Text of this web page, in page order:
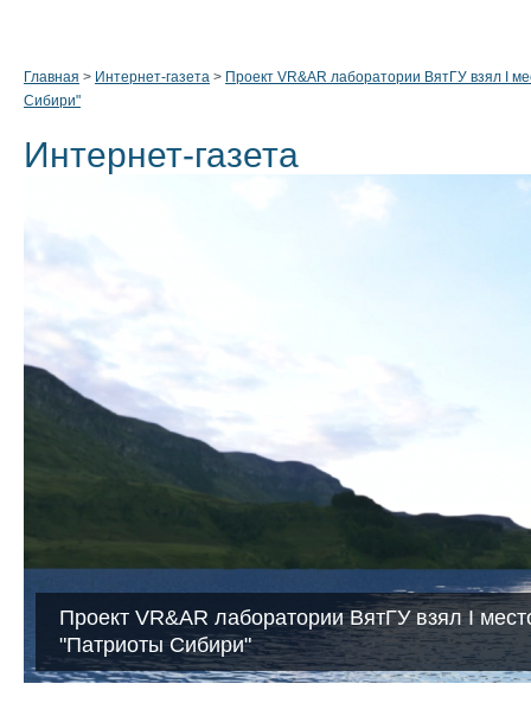
Главная > Интернет-газета > Проект VR&AR лаборатории ВятГУ взял I
Сибири"
Интернет-газета
Проект VR&AR лаборатории ВятГУ взял I
"Патриоты Сибири"